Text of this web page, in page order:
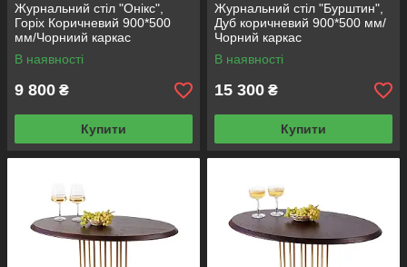
Журнальний стіл "Онікс",
Горіх Коричневий 900*500
мм/Чорниий каркас
В наявності
9 800 ₴
Купити
Журнальний стіл "Бурштин",
Дуб коричневий 900*500 мм/
Чорний каркас
В наявності
15 300 ₴
Купити